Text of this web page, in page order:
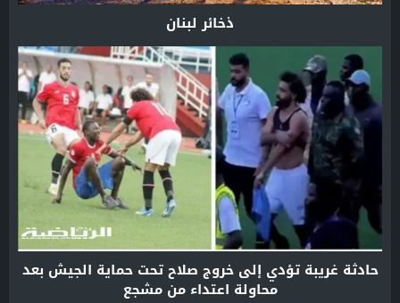
ذخائر لبنان
حادثة غريبة تؤدي إلى خروج صلاح تحت حماية الجيش بعد
محاولة اعتداء من مشجع